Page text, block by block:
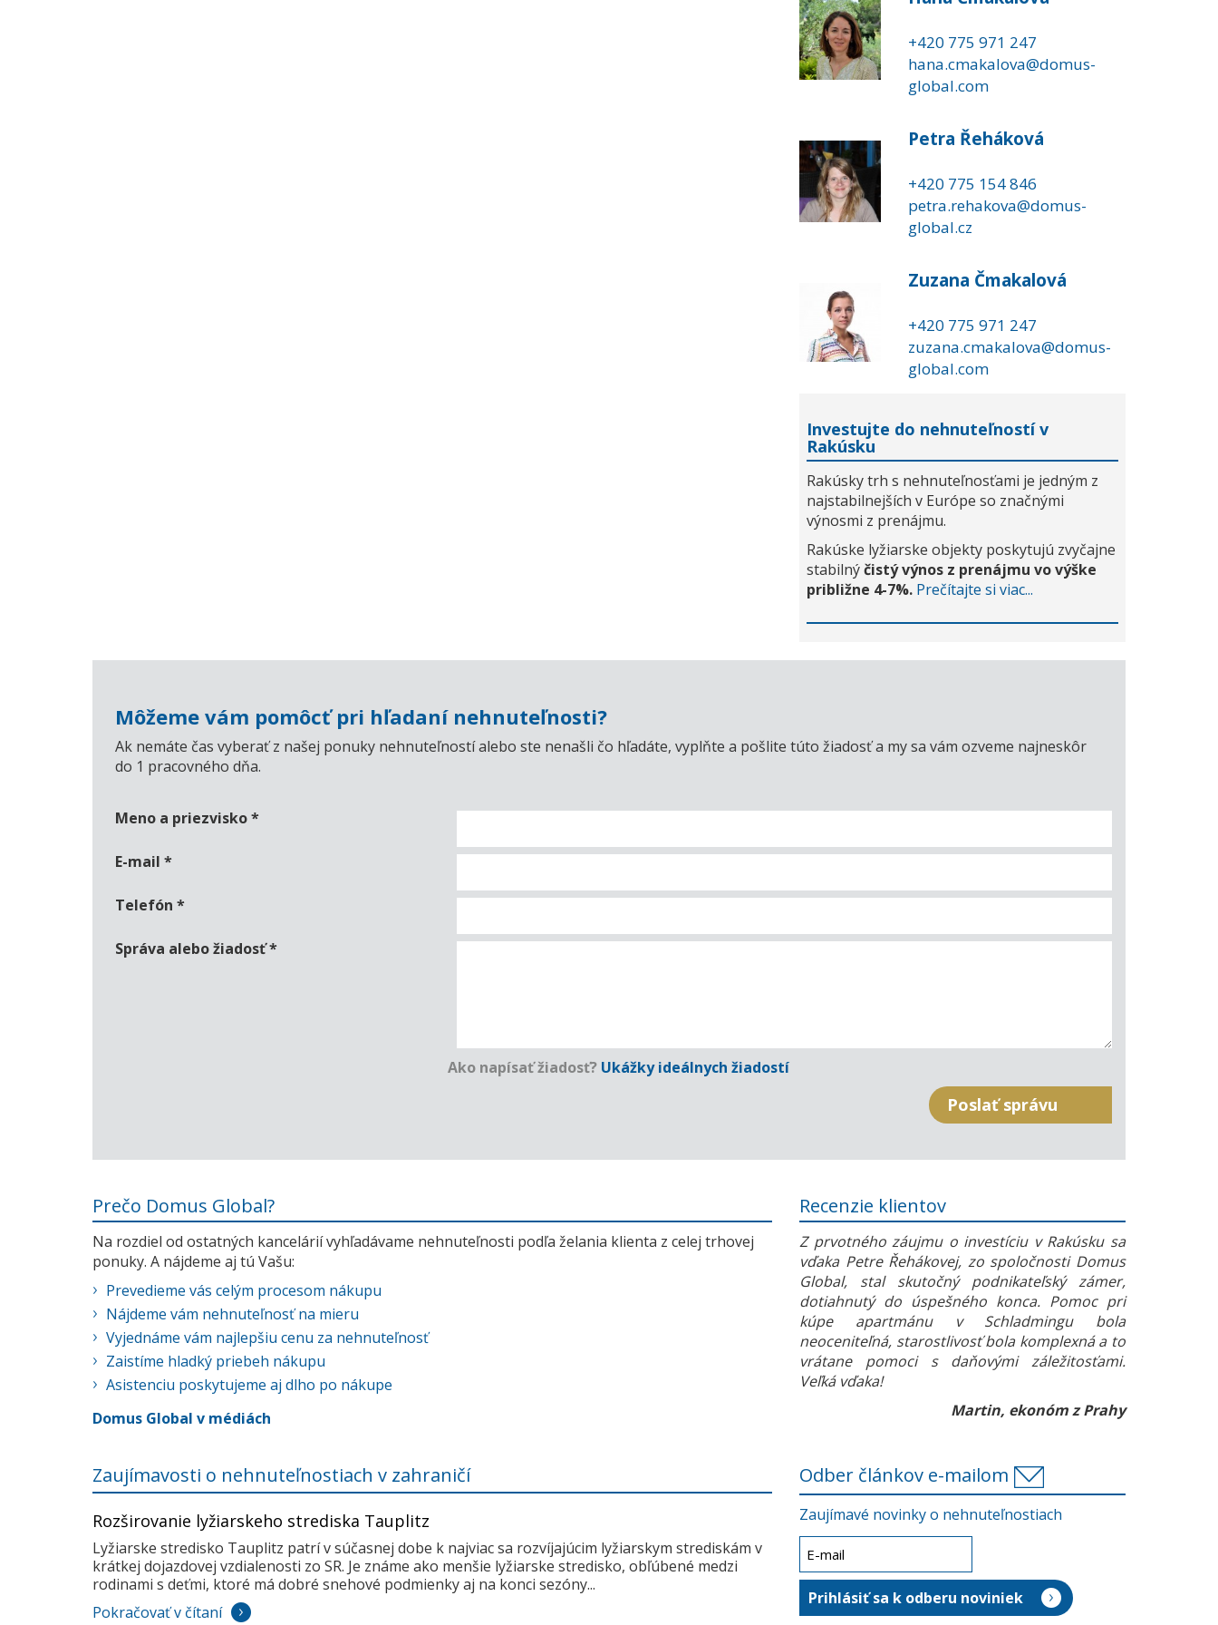
+420 775 971 247
hana.cmakalova@domus-
global.com
Petra Řeháková
+420 775 154 846
petra.rehakova@domus-
global.cz
Zuzana Čmakalová
+420 775 971 247
zuzana.cmakalova@domus-
global.com
Investujte do nehnuteľností v
Rakúsku
Rakúsky trh s nehnuteľnosťami je jedným z
najstabilnejších v Európe so značnými
výnosmi z prenájmu.
Rakúske lyžiarske objekty poskytujú zvyčajne
stabilnýčistý výnos z prenájmu vo výške
približne 4-7%. Prečítajte si viac...
Môžeme vám pomôcť pri hľadaní nehnuteľnosti?
Ak nemáte čas vyberať z našej ponuky nehnuteľností alebo ste nenašli čo hľadáte, vyplňte a pošlite túto žiadosť a my sa vám ozveme najneskôr
do 1 pracovného dňa.
Meno a priezvisko*
E-mail *
Telefón *
Správa alebo žiadosť*
Ako napísať žiadosť? Ukážky ideálnych žiadostí
Prečo Domus Global?
Na rozdiel od ostatných kancelárií vyhľadávame nehnuteľnosti podľa želania klienta z celej trhovej
ponuky. A nájdeme aj tú Vašu:
Prevedieme vás celým procesom nákupu
Nájdeme vám nehnuteľnosť na mieru
Vyjednáme vám najlepšiu cenu za nehnuteľnosť
Zaistíme hladký priebeh nákupu
Asistenciu poskytujeme aj dlho po nákupe
Domus Global v médiách
Recenzie klientov
Z prvotného záujmu o investíciu v Rakúsku sa
vďaka Petre Řehákovej, zo spoločnosti Domus
Global, stal skutočný podnikateľský zámer,
dotiahnutý do úspešného konca. Pomoc pri
kúpe apartmánu v Schladmingu bola
neoceniteľná, starostlivosť bola komplexná a to
vrátane pomoci s daňovými záležitosťami.
Veľká vďaka!
Martin, ekonóm z Prahy
Zaujímavosti o nehnuteľnostiach v zahraničí
Rozširovanie lyžiarskeho strediska Tauplitz
Lyžiarske stredisko Tauplitz patrí v súčasnej dobe k najviac sa rozvíjajúcim lyžiarskym strediskám v
krátkej dojazdovej vzdialenosti zo SR. Je známe ako menšie lyžiarske stredisko, obľúbené medzi
rodinami s deťmi, ktoré má dobré snehové podmienky aj na konci sezóny...
Pokračovať v čítaní
Odber článkov e-mailom
Zaujímavé novinky o nehnuteľnostiach